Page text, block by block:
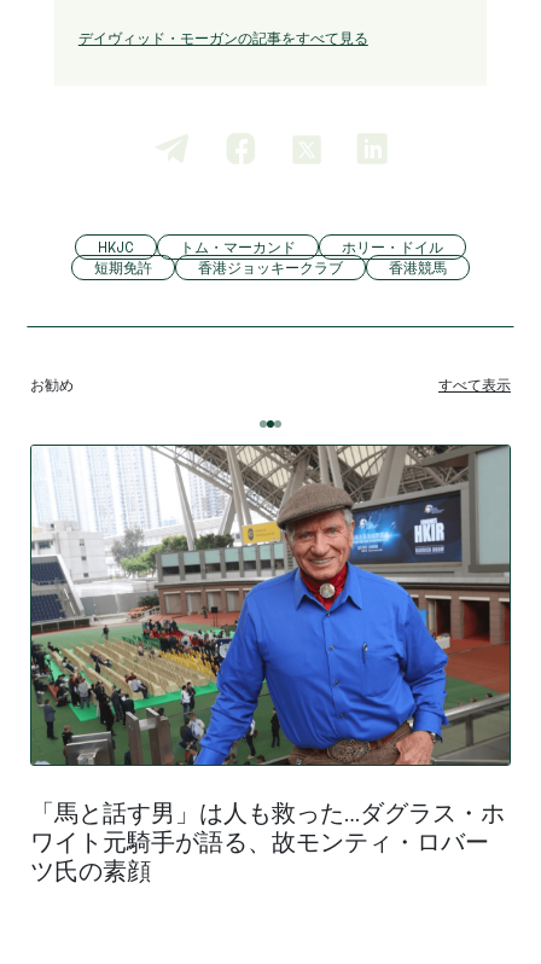
デイヴィッド・モーガンの記事をすべて見る
HKJC トム・マーカンド
ホリー・ドイル
短期免許
香港ジョッキークラブ 香港競馬
お勧め すべて表示
「馬と話す男」は人も救った…ダグラス・ホ
ワイト元騎手が語る、故モンティ・ロバー
ツ氏の素顔